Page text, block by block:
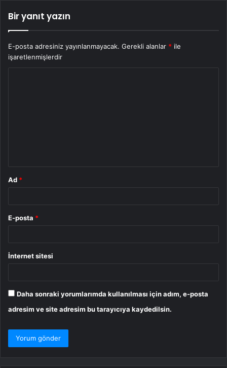
Bir yanıt yazın
E-posta adresiniz yayınlanmayacak. Gerekli alanlar * ile
işaretlenmişlerdir
Ad *
E-posta *
İnternet sitesi
Daha sonraki yorumlarımda kullanılması için adım, e-posta
adresim ve site adresim bu tarayıcıya kaydedilsin.